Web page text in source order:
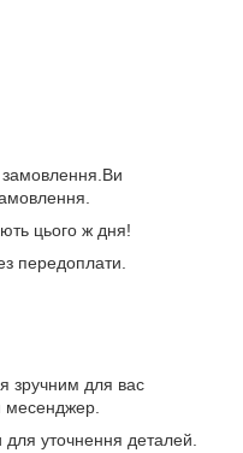
цього ж дня!
передоплати.
зручним для вас
месенджер.
уточнення деталей.